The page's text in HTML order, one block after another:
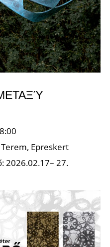
ΜΕΤΑΞΎ
Epreskert
2026.02.17– 27.